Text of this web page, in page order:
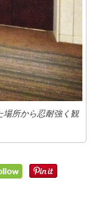
場所から忍耐強く観